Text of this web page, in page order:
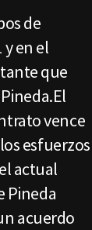
de
en el
que
vence
esfuerzos
actual
Pineda
acuerdo